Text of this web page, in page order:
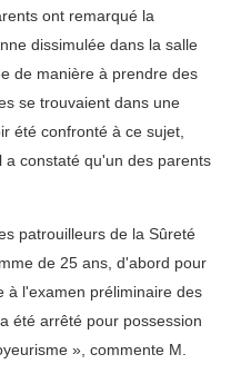
ont remarqué la
dissimulée dans la salle
de manière à prendre des
se trouvaient dans une
été confronté à ce sujet,
a constaté qu'un des parents
patrouilleurs de la Sûreté
de 25 ans, d'abord pour
à l'examen préliminaire des
été arrêté pour possession
», commente M.